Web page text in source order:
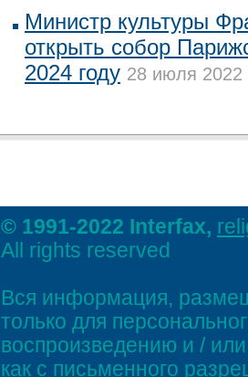
Министр культуры
открыть собор
2024 году 28 июля 2022
© 1991-2022 Interfax,
All rights reserved
Вся информация,
только для
воспроизведению и /
как с письменного